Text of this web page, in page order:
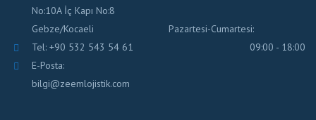
No:10A İç Kapı No:8
Gebze/Kocaeli
Tel: +90 532 543 54 61
E-Posta:
bilgi@zeemlojistik.com
Pazartesi-Cumartesi:
09:00 - 18:00